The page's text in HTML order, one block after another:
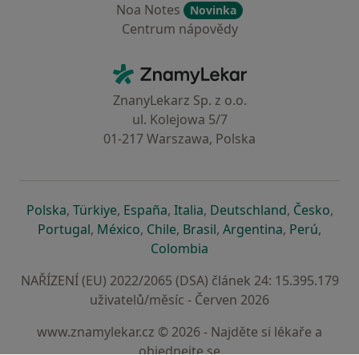
Noa Notes
Novinka
Centrum nápovědy
ZnamyLekar - Hlavní stránka
ZnanyLekarz Sp. z o.o.
ul. Kolejowa 5/7
01-217 Warszawa, Polska
Polskase otevře v nové záložce
, Türkiyese otevře v nové záložce
, Españase otevře v nové záložce
, Italiase otevře v nové záložce
, Deutschlandse otevře v
, Českose
,
Portugalse otevře v nové záložce
, Méxicose otevře v nové záložce
, Chilese otevře v nové záložce
, Brasilse otevře v nové
, Argentinase otevře v
, Perúse
,
Colombia
NAŘÍZENÍ (EU) 2022/2065 (DSA) článek 24: 15.395.179
uživatelů/měsíc - Červen 2026
www.znamylekar.cz © 2026 - Najděte si lékaře a
objednejte se